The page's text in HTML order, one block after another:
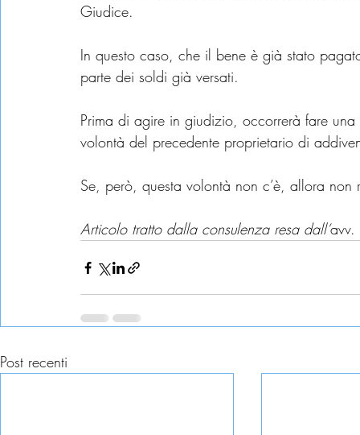
Giudice.
In questo caso, che il bene è già stato
parte dei soldi già versati.
Prima di agire in giudizio, occorrerà fare
volontà del precedente proprietario di
Se, però, questa volontà non c’è, allora
Articolo tratto dalla consulenza resa dall’avv.
Post recenti